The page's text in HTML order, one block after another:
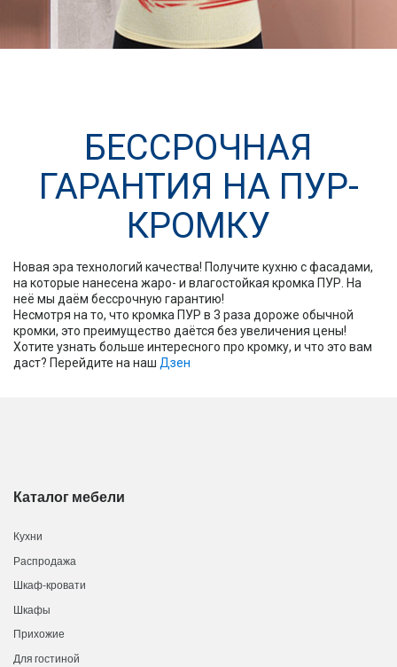
БЕССРОЧНАЯ
ГАРАНТИЯ НА ПУР-
КРОМКУ
Новая эра технологий качества! Получите кухню с фасадами,
на которые нанесена жаро- и влагостойкая кромка ПУР. На
неё мы даём бессрочную гарантию!
Несмотря на то, что кромка ПУР в 3 раза дороже обычной
кромки, это преимущество даётся без увеличения цены!
Хотите узнать больше интересного про кромку, и что это вам
даст? Перейдите на наш Дзен
Каталог мебели
Кухни
Распродажа
Шкаф-кровати
Шкафы
Прихожие
Для гостиной